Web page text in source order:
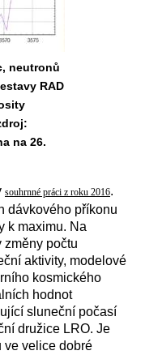
neutronů
RAD
na 26.
souhrnné práci z roku 2016.
dávkového příkonu
k maximu. Na
změny počtu
aktivity, modelové
kosmického
hodnot
sluneční počasí
družice LRO. Je
ve velice dobré